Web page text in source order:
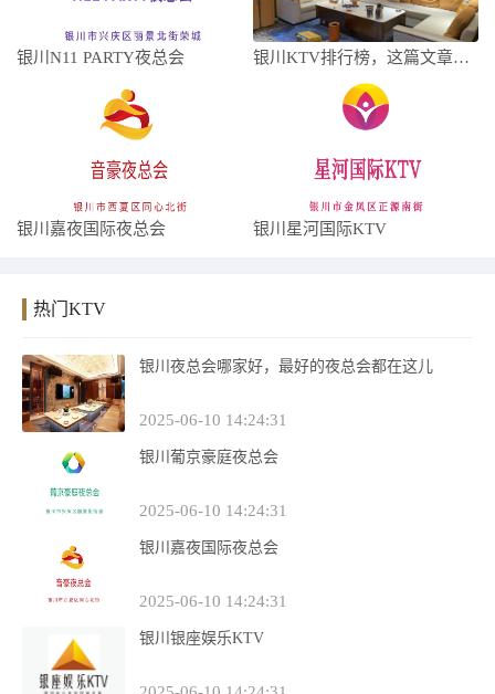
银川N11 PARTY夜总会 银川KTV排行榜，这篇文章告诉你
银川嘉夜国际夜总会 银川星河国际KTV
热门KTV
银川夜总会哪家好，最好的夜总会都在这儿
2025-06-10 14:24:31
银川葡京豪庭夜总会
2025-06-10 14:24:31
银川嘉夜国际夜总会
2025-06-10 14:24:31
银川银座娱乐KTV